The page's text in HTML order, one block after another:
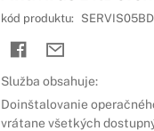
kód produktu: SERVIS05BD
Služba obsahuje:
Doinštalovanie
vrátane všetkých